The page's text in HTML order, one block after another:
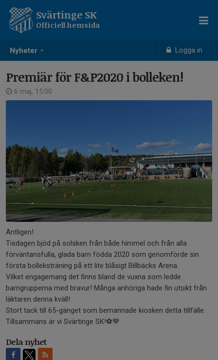
Nyheter Logga in
Svärtinge SK
Officiell hemsida
Premiär för F&P2020 i bolleken!
6 maj, 15:00
Äntligen!
Tisdagen bjöd på solsken från både himmel och från alla
förväntansfulla, glada barn födda 2020 som genomförde sin
första bolleksträning på ett lite blåsigt Billbäcks Arena.
Vilket engagemang det finns bland de vuxna som ledde
barngrupperna med bravur! Många anhöriga hade fin utsikt från
läktaren denna kväll!
Stort tack till 65-gänget som bemannade kiosken detta tillfälle.
Tillsammans är vi Svärtinge SK!⚽💙
Dela nyhet